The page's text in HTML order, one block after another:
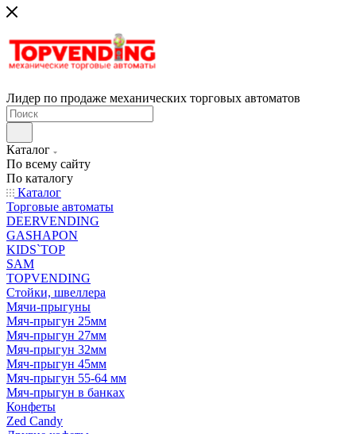
Лидер по продаже механических торговых автоматов
Каталог
По всему сайту
По каталогу
Каталог
Торговые автоматы
DEERVENDING
GASHAPON
KIDS`TOP
SAM
TOPVENDING
Стойки, швеллера
Мячи-прыгуны
Мяч-прыгун 25мм
Мяч-прыгун 27мм
Мяч-прыгун 32мм
Мяч-прыгун 45мм
Мяч-прыгун 55-64 мм
Мяч-прыгун в банках
Конфеты
Zed Candy